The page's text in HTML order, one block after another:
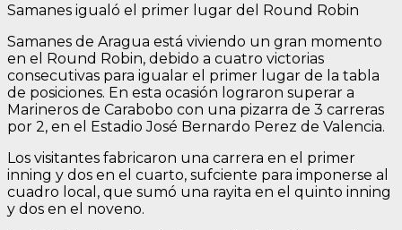
Samanes igualó el primer lugar del Round Robin
Samanes de Aragua está viviendo un gran momento
en el Round Robin, debido a cuatro victorias
consecutivas para igualar el primer lugar de la tabla
de posiciones. En esta ocasión lograron superar a
Marineros de Carabobo con una pizarra de 3 carreras
por 2, en el Estadio José Bernardo Perez de Valencia.
Los visitantes fabricaron una carrera en el primer
inning y dos en el cuarto, sufciente para imponerse al
cuadro local, que sumó una rayita en el quinto inning
y dos en el noveno.